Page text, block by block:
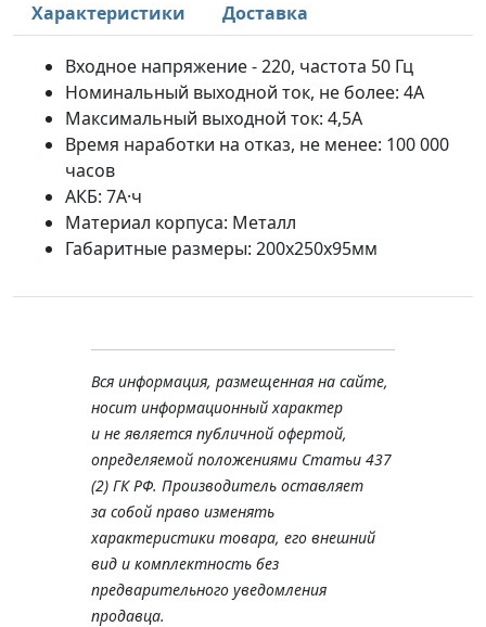
Характеристики
Доставка
Входное напряжение - 220, частота 50 Гц
Номинальный выходной ток, не более: 4А
Максимальный выходной ток: 4,5А
Время наработки на отказ, не менее: 100 000
часов
АКБ: 7А·ч
Материал корпуса: Металл
Габаритные размеры: 200х250х95мм
Вся информация, размещенная на сайте,
носит информационный характер
и не является публичной офертой,
определяемой положениями Статьи 437
(2) ГК РФ. Производитель оставляет
за собой право изменять
характеристики товара, его внешний
вид и комплектность без
предварительного уведомления
продавца.